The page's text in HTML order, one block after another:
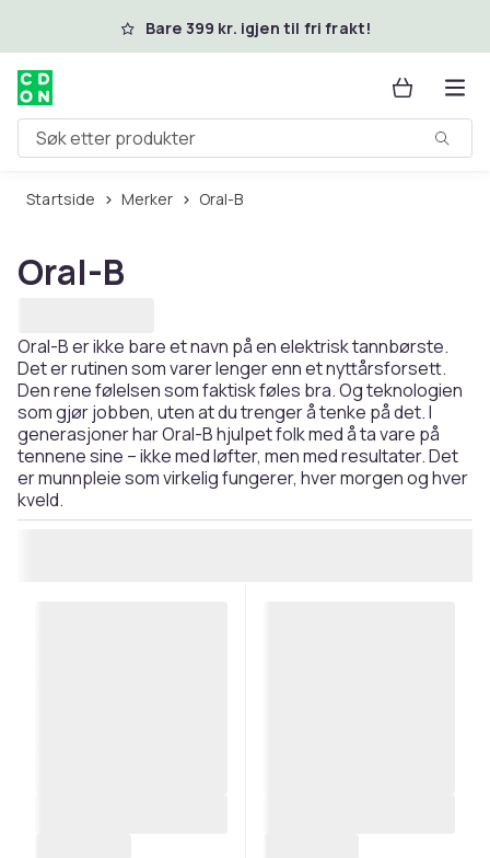
Hopp til hovedinnholdBare 399 kr. igjen til fri frakt!
Søk etter produkter
Startside Merker Oral-B
Oral-B
Oral-B er ikke bare et navn på en elektrisk tannbørste.
Det er rutinen som varer lenger enn et nyttårsforsett.
Den rene følelsen som faktisk føles bra. Og teknologien
som gjør jobben, uten at du trenger å tenke på det. I
generasjoner har Oral-B hjulpet folk med å ta vare på
tennene sine – ikke med løfter, men med resultater. Det
er munnpleie som virkelig fungerer, hver morgen og hver
kveld.